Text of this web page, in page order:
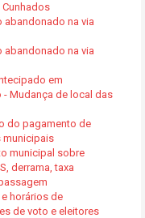
abandonado na via
abandonado na via
em
Mudança de local das
do pagamento de
municipais
municipal sobre
derrama, taxa
horários de
de voto e eleitores